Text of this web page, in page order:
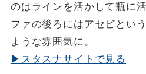
のはラインを活かして瓶に
ファの後ろにはアセビとい
ような雰囲気に。
▶スタスナサイトで見る